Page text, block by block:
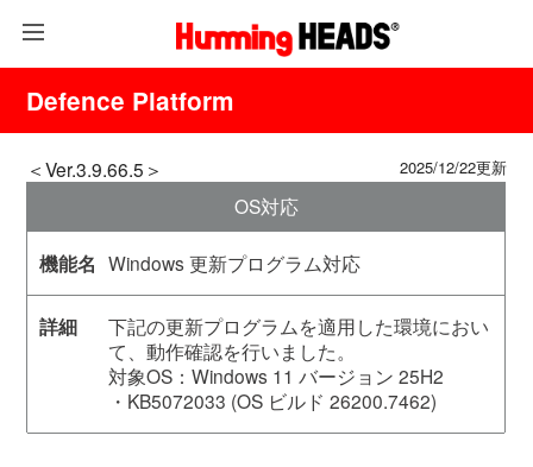
Defence Platform
＜Ver.3.9.66.5＞ 2025/12/22更新
OS対応
Windows 更新プログラム対応
下記の更新プログラムを適用した環境におい
て、動作確認を行いました。
対象OS：Windows 11 バージョン 25H2
・KB5072033 (OS ビルド 26200.7462)